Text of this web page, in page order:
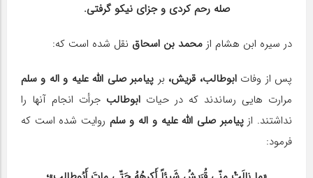
صله رحم کردی و جزای نیکو گرفتی.
در سیره ابن هشام از محمد بن اسحاق نقل شده است که:
پس از وفاتابوطالب، قریش، بر پیامبر صلی الله علیه و اله و سلم
مرارت هایی رساندند که در حیات ابوطالب جرأت انجام آنها را
نداشتند. ازپیامبر صلی الله علیه و اله و سلم روایت شده است که
فرمود: